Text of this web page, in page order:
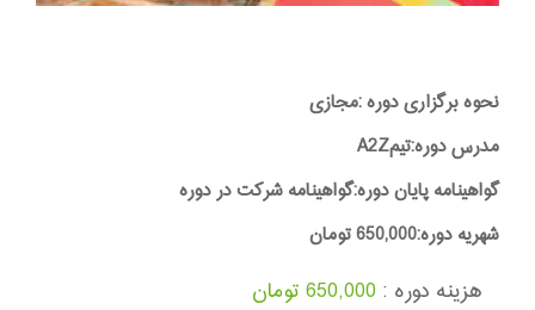
نحوه برگزاری دوره :مجازی
مدرس دوره:تیمA2Z
گواهینامه پایان دوره:گواهینامه شرکت در دوره
شهریه دوره:650,000 تومان
هزینه دوره : 650,000 تومان